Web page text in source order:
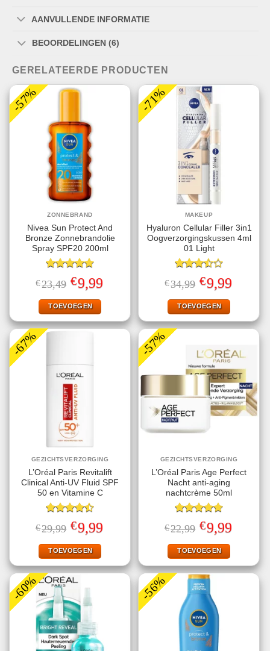
AANVULLENDE INFORMATIE
BEOORDELINGEN (6)
GERELATEERDE PRODUCTEN
-57%
ZONNEBRAND
Nivea Sun Protect And
Bronze Zonnebrandolie
Spray SPF20 200ml
Gewaardeerd
4.78uit 5
€23,49 Oorspronkelijke
prijs
was:
€23,49.
€9,99Huidige
prijs
TOEVOEGEN
-71%
MAKEUP
Hyaluron Cellular Filler 3in1
Oogverzorgingskussen 4ml
01 Light
Gewaardeerd
3.50uit
€34,99 Oorspronkelijke
prijs
was:
€34,99.
€9,99Huidige
prijs
TOEVOEGEN
-67%
GEZICHTSVERZORGING
L’Oréal Paris Revitalift
Clinical Anti-UV Fluid SPF
50 en Vitamine C
Gewaardeerd
4.50uit 5
€29,99 Oorspronkelijke
prijs
was:
€29,99.
€9,99Huidige
prijs
TOEVOEGEN
-57%
GEZICHTSVERZORGING
L’Oréal Paris Age Perfect
Nacht anti-aging
nachtcrème 50ml
Gewaardeerd
4.75uit 5
€22,99 Oorspronkelijke
prijs
was:
€22,99.
€9,99Huidige
prijs
TOEVOEGEN
-60% -56%